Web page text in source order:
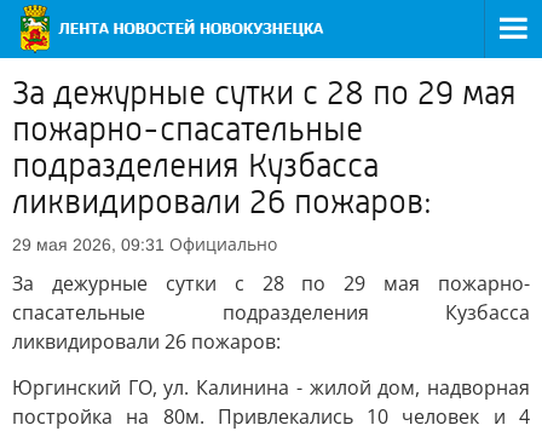
За дежурные сутки с 28 по 29 мая
пожарно-спасательные
подразделения Кузбасса
ликвидировали 26 пожаров:
29 мая 2026, 09:31 Официально
За дежурные сутки с 28 по 29 мая пожарно-
спасательные подразделения Кузбасса
ликвидировали 26 пожаров:
Юргинский ГО, ул. Калинина - жилой дом, надворная
постройка на 80м. Привлекались 10 человек и 4